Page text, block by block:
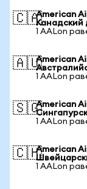
🇨🇦American
Канадский
1 AALon
🇦🇺American
1 AALon
🇸🇬American
1 AALon
🇨🇭American
1 AALon